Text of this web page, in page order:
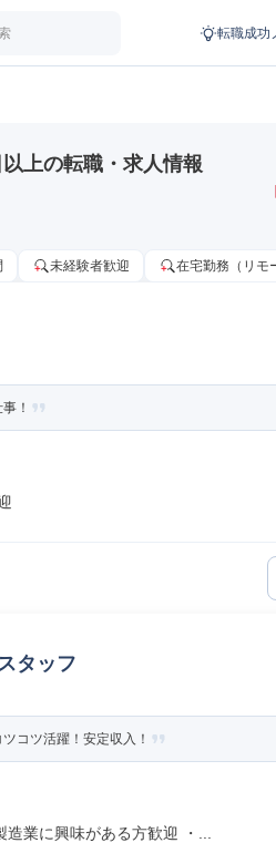
転職成功
上の転職・求人情報
未経験者歓迎 在宅勤務（リモ
！
タッフ
コツ活躍！安定収入！
業に興味がある方歓迎 ・...